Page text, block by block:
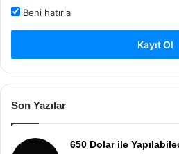
Beni hatırla
Kayıt Ol
Son Yazılar
650 Dolar ile